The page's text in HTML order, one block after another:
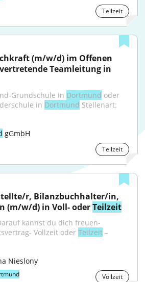
Teilzeit
(m/w/d) im Offenen
Grundschule in Dortmund oder
in Dortmund
gGmbH
Teilzeit
r, Bilanzbuchhalter/in,
(m/w/d) in Voll- oder Teilzeit
kannst du dich freuen-
Vollzeit oder Teilzeit –
Nieslony
Vollzeit